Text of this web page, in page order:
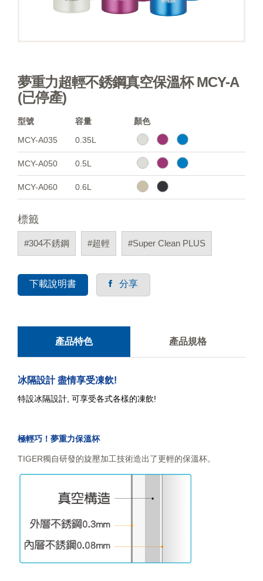
夢重力超輕不銹鋼真空保溫杯 MCY-A
(已停產)
型號 容量
顏色
MCY-A035
0.35L
MCY-A050 0.5L
MCY-A060 0.6L
標籤
#304不銹鋼 #超輕 #Super Clean PLUS
下載說明書 分享
產品特色 產品規格
冰隔設計 盡情享受凍飲!
特設冰隔設計, 可享受各式各樣的凍飲!
極輕巧！夢重力保溫杯
TIGER獨自研發的旋壓加工技術造出了更輕的保溫杯。